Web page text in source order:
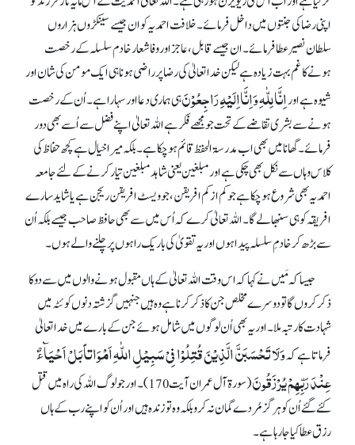
اپنی رضا کی جنتوں میں داخل فرمائے۔ خلافت احمدیہ کو ان جیسے سینکڑوں ہزاروں
سلطان نصیر عطا فرمائے۔ ان جیسے قابل، عاجز اور وفا شعار خادم سلسلہ کے رخصت
ہونے کا غم بہت زیادہ ہے لیکن خدا تعالیٰ کی رضا پر راضی ہونا ہی ایک مومن کی شان اور
شیوہ ہے اوراِنَّا لِلّٰہِ وَاِنَّااِلَیْہِ رَاجِعُوْنَہی ہماری دعا اور سہارا ہے۔ اُن کے رخصت
ہونے سے بشری تقاضے کے تحت جو مجھے فکر ہے اللہ تعالیٰ اپنے فضل سے اُسے بھی دور
فرمائے۔ گھانا میں بھی اب مدرسۃ الحفظ قائم ہو چکا ہے۔ بلکہ میرا خیال ہے کچھ حفاظ کی
کلاس وہاں سے نکل بھی چکی ہے اور مبلغین یعنی شاہد مبلغین تیار کرنے کے لئے جامعہ
احمدیہ بھی شروع ہو چکا ہے جو کم از کم افریقن، جو ویسٹ افریقن ریجن ہے یا شاید سارے
افریقہ کو ہی سنبھالے گا۔ اللہ تعالیٰ کرے کہ اُس میں سے بھی حافظ صاحب جیسے بلکہ اُن
سے بڑھ کر خادمِ سلسلہ پیدا ہوں اور یہ تقویٰ کی باریک راہوں پر چلنے والے ہوں۔
جیسا کہ مَیں نے کہا کہ اس وقت اللہ تعالیٰ کے ہاں مقبول ہونے والوں میں سے دو کا
ذکر کروں گا تو دوسرے مخلص جن کا ذکر کرنا ہے وہ ہیں جنہیں گزشتہ دنوں کوئٹہ میں
شہادت کا رتبہ ملا۔ اور یہ بھی اُن لوگوں میں شامل ہوئے جن کے بارے میں خدا تعالیٰ
فرماتا ہے کہوَلَا تَحْسَبَنَّ الَّذِیْنَ قُتِلُوْا فِیْ سَبِیْلِ اللّٰہِ اَمْوَاتاً بَلْ اَحْیَآءٌ
عِنْدَ رَبِّہِمْ یُرْزَقُونَ
(سورۃ آل عمران آیت 170)۔ اور جو لوگ اللہ کی راہ میں قتل
کئے گئے اُن کو ہرگزمُردے گمان نہ کرو بلکہ وہ تو زندہ ہیں اور اُن کو اپنے رب کے ہاں
رزق عطا کیا جارہا ہے۔